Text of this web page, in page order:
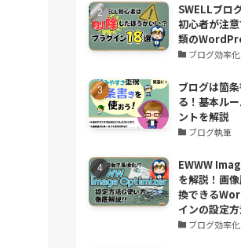
SWELLブロ
初心者が注
類の
ブログ効率化
ブログは箇
る！基本ル
ントを解説
ブログ執筆
EWWW
を解説！画
換できる
インの設定
ブログ効率化